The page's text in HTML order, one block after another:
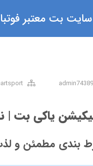
بت معتبر
admin74389
یاکی بت |
بندی مطمئن و